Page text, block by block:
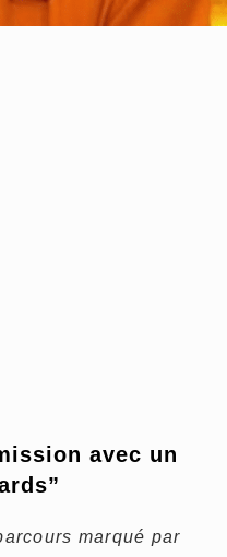
avec un
marqué par